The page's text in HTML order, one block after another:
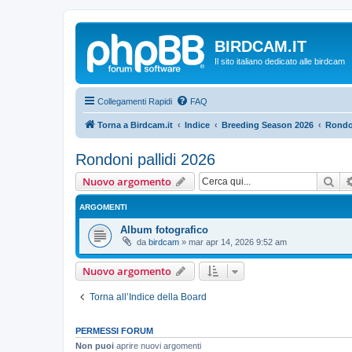
BIRDCAM.IT
Il sito italiano dedicato alle birdcam
Collegamenti Rapidi FAQ
Torna a Birdcam.it Indice Breeding Season 2026
Rondoni pallidi 2026
Nuovo argomento
ARGOMENTI
Album fotografico
da birdcam » mar apr 14, 2026 9:52 am
Nuovo argomento
Torna all’Indice della Board
PERMESSI FORUM
Non puoi aprire nuovi argomenti